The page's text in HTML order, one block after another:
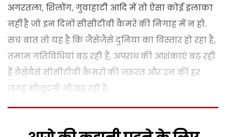
अगरतला, शिलोंग, गुवाहाटी आदि में तो ऐसा कोई इलाका
नहीं है जो इन दिनों सीसीटीवी कैमरे की निगाह में न हो.
सच बात तो यह है कि जैसेजैसे दुनिया का विस्तार हो रहा है,
तमाम गतिविधियां बढ़ रही हैं, अपराध की आशंकाएं बढ़ रही
हैं वैसेवैसे सीसीटीवी कैमरों की जरूरत और उन की हर
जगह मौजूदगी भी बढ़ रही है.